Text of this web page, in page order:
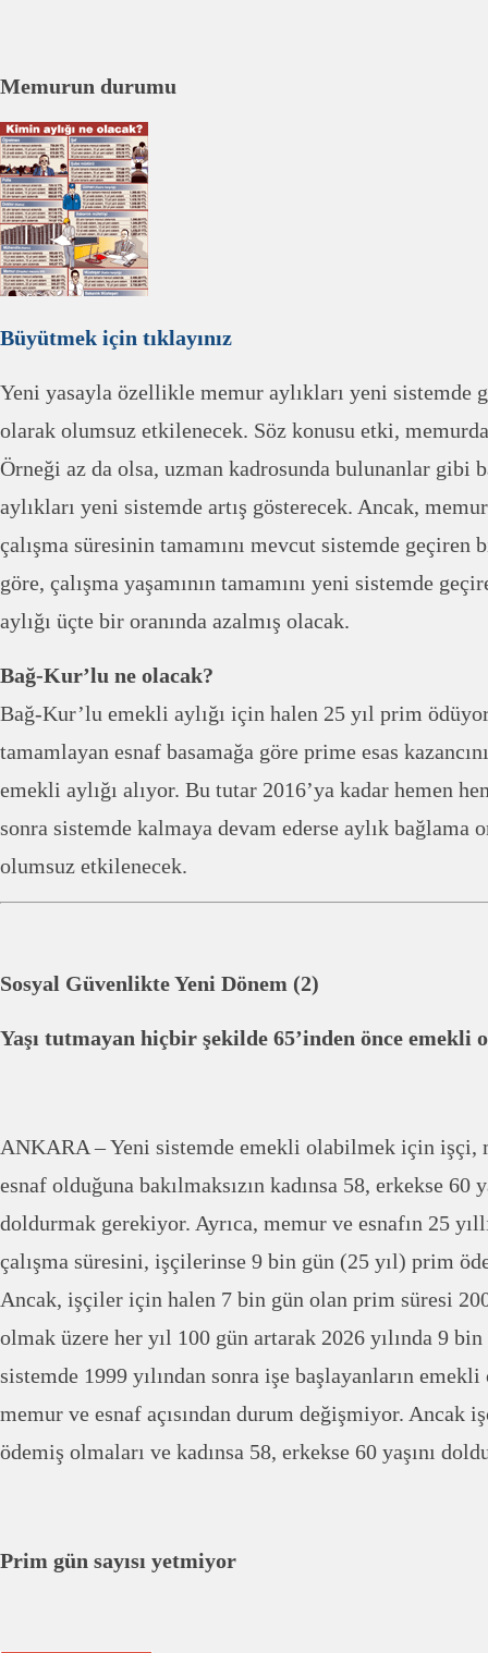
Memurun durumu
Büyütmek için tıklayınız
Yeni yasayla özellikle memur aylıkları yeni sistemde
olarak olumsuz etkilenecek. Söz konusu etki,
Örneği az da olsa, uzman kadrosunda bulunanlar gibi
aylıkları yeni sistemde artış gösterecek. Ancak,
çalışma süresinin tamamını mevcut sistemde geçiren
göre, çalışma yaşamının tamamını yeni sistemde
aylığı üçte bir oranında azalmış olacak.
Bağ-Kur’lu ne olacak?
Bağ-Kur’lu emekli aylığı için halen 25 yıl prim
tamamlayan esnaf basamağa göre prime esas
emekli aylığı alıyor. Bu tutar 2016’ya kadar hemen
sonra sistemde kalmaya devam ederse aylık bağlama
olumsuz etkilenecek.
Sosyal Güvenlikte Yeni Dönem (2)
Yaşı tutmayan hiçbir şekilde 65’inden önce emekli
ANKARA – Yeni sistemde emekli olabilmek için işçi,
esnaf olduğuna bakılmaksızın kadınsa 58, erkekse 60
doldurmak gerekiyor. Ayrıca, memur ve esnafın 25
çalışma süresini, işçilerinse 9 bin gün (25 yıl) prim
Ancak, işçiler için halen 7 bin gün olan prim süresi
olmak üzere her yıl 100 gün artarak 2026 yılında 9
sistemde 1999 yılından sonra işe başlayanların
memur ve esnaf açısından durum değişmiyor. Ancak
ödemiş olmaları ve kadınsa 58, erkekse 60 yaşını
Prim gün sayısı yetmiyor